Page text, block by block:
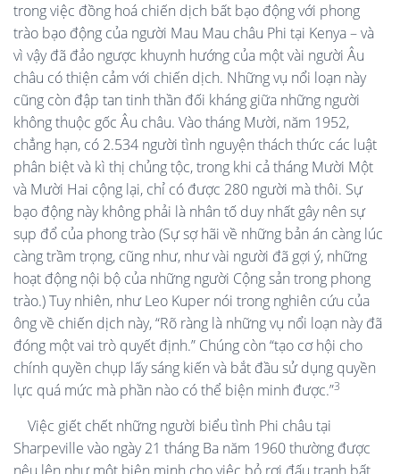
trong việc đồng hoá chiến dịch bất bạo động với phong
trào bạo động của người Mau Mau châu Phi tại Kenya – và
vì vậy đã đảo ngược khuynh hướng của một vài người Âu
châu có thiện cảm với chiến dịch. Những vụ nổi loạn này
cũng còn đập tan tinh thần đối kháng giữa những người
không thuộc gốc Âu châu. Vào tháng Mười, năm 1952,
chẳng hạn, có 2.534 người tình nguyện thách thức các luật
phân biệt và kì thị chủng tộc, trong khi cả tháng Mười Một
và Mười Hai cộng lại, chỉ có được 280 người mà thôi. Sự
bạo động này không phải là nhân tố duy nhất gây nên sự
sụp đổ của phong trào (Sự sợ hãi về những bản án càng lúc
càng trầm trọng, cũng như, như vài người đã gợi ý, những
hoạt động nội bộ của những người Cộng sản trong phong
trào.) Tuy nhiên, như Leo Kuper nói trong nghiên cứu của
ông về chiến dịch này, “Rõ ràng là những vụ nổi loạn này đã
đóng một vai trò quyết định.” Chúng còn “tạo cơ hội cho
chính quyền chụp lấy sáng kiến và bắt đầu sử dụng quyền
lực quá mức mà phần nào có thể biện minh được.”3
Việc giết chết những người biểu tình Phi châu tại
Sharpeville vào ngày 21 tháng Ba năm 1960 thường được